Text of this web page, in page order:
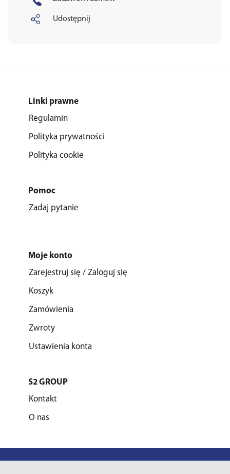
Udostępnij
Linki prawne
Regulamin
Polityka prywatności
Polityka cookie
Pomoc
Zadaj pytanie
Moje konto
Zarejestruj się / Zaloguj się
Koszyk
Zamówienia
Zwroty
Ustawienia konta
S2 GROUP
Kontakt
O nas